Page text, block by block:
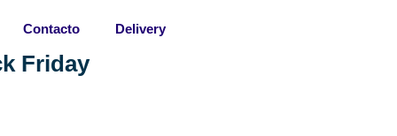
Contacto Delivery
Friday